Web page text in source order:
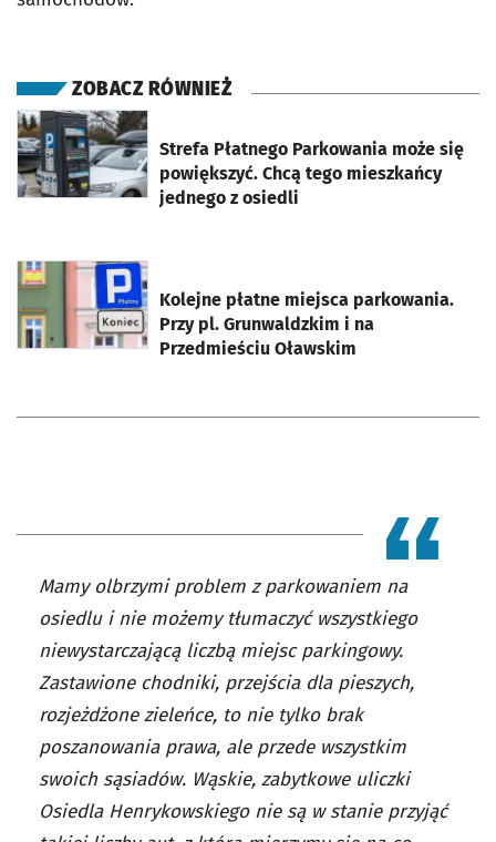
ZOBACZ RÓWNIEŻ
Strefa Płatnego Parkowania może się
powiększyć. Chcą tego mieszkańcy
jednego z osiedli
otworzy się w nowej karcie
Kolejne płatne miejsca parkowania.
Przy pl. Grunwaldzkim i na
Przedmieściu Oławskim
otworzy się w nowej karcie
Mamy olbrzymi problem z parkowaniem na
osiedlu i nie możemy tłumaczyć wszystkiego
niewystarczającą liczbą miejsc parkingowy.
Zastawione chodniki, przejścia dla pieszych,
rozjeżdżone zieleńce, to nie tylko brak
poszanowania prawa, ale przede wszystkim
swoich sąsiadów. Wąskie, zabytkowe uliczki
Osiedla Henrykowskiego nie są w stanie przyjąć